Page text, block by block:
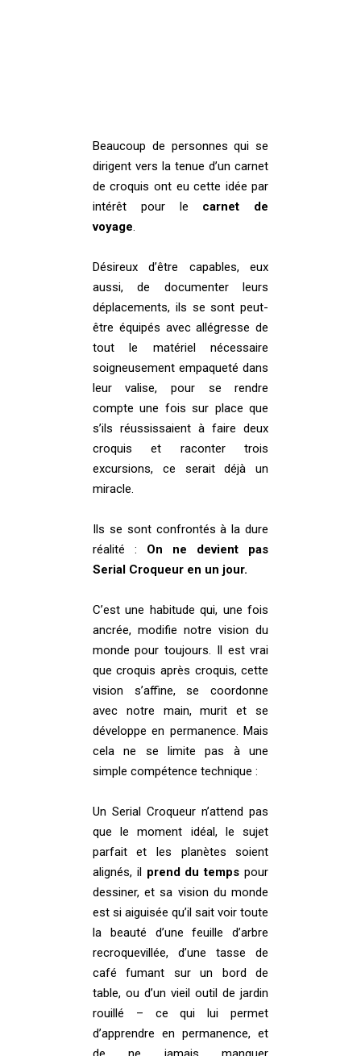
Beaucoup de personnes qui se
dirigent vers la tenue d’un carnet
de croquis ont eu cette idée par
intérêt pour le carnet de
voyage.
Désireux d’être capables, eux
aussi, de documenter leurs
déplacements, ils se sont peut-
être équipés avec allégresse de
tout le matériel nécessaire
soigneusement empaqueté dans
leur valise, pour se rendre
compte une fois sur place que
s’ils réussissaient à faire deux
croquis et raconter trois
excursions, ce serait déjà un
miracle.
Ils se sont confrontés à la dure
réalité : On ne devient pas
Serial Croqueur en un jour.
C’est une habitude qui, une fois
ancrée, modifie notre vision du
monde pour toujours. Il est vrai
que croquis après croquis, cette
vision s’affine, se coordonne
avec notre main, murit et se
développe en permanence. Mais
cela ne se limite pas à une
simple compétence technique :
Un Serial Croqueur n’attend pas
que le moment idéal, le sujet
parfait et les planètes soient
alignés, il prenddu temps pour
dessiner, et sa vision du monde
est si aiguisée qu’il sait voir toute
la beauté d’une feuille d’arbre
recroquevillée, d’une tasse de
café fumant sur un bord de
table, ou d’un vieil outil de jardin
rouillé – ce qui lui permet
d’apprendre en permanence, et